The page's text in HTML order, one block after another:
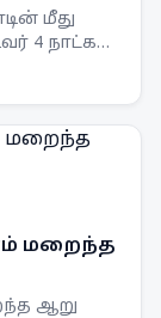
மீது
4 நாட்கள்
மறைந்த
ஆறு